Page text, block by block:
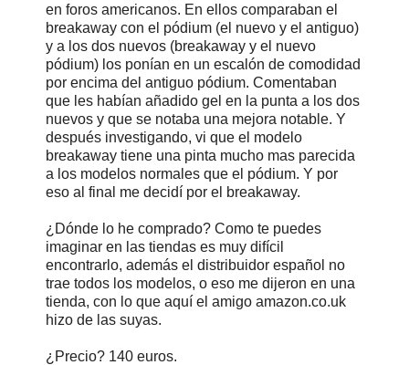
en foros americanos. En ellos comparaban el
breakaway con el pódium (el nuevo y el antiguo)
y a los dos nuevos (breakaway y el nuevo
pódium) los ponían en un escalón de comodidad
por encima del antiguo pódium. Comentaban
que les habían añadido gel en la punta a los dos
nuevos y que se notaba una mejora notable. Y
después investigando, vi que el modelo
breakaway tiene una pinta mucho mas parecida
a los modelos normales que el pódium. Y por
eso al final me decidí por el breakaway.
¿Dónde lo he comprado? Como te puedes
imaginar en las tiendas es muy difícil
encontrarlo, además el distribuidor español no
trae todos los modelos, o eso me dijeron en una
tienda, con lo que aquí el amigo amazon.co.uk
hizo de las suyas.
¿Precio? 140 euros.